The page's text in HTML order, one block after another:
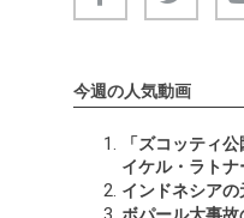
今週の人気動画
「ズコッティ
イケル・ラトナ
インドネシア